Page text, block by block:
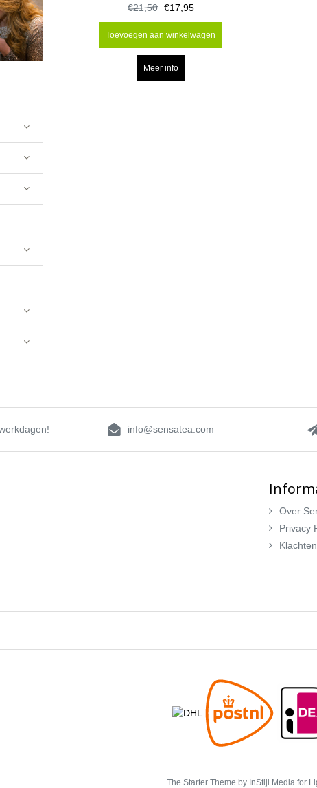
€21,50 €17,95
Toevoegen aan winkelwagen
Meer info
info@sensatea.com
Over
Privacy
The Starter Theme by InStijl Media for